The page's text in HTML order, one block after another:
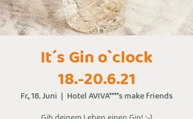
It´s Gin o`clock
18.-20.6.21
Fr., 18. Juni
  |
Hotel AVIVA****s make friends